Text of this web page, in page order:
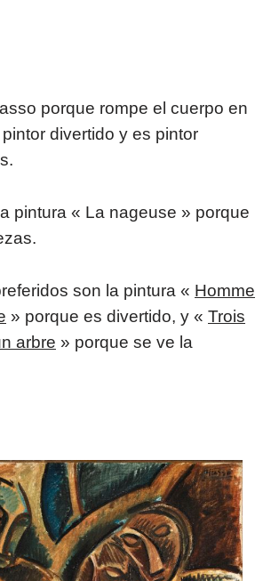
porque rompe el cuerpo en
divertido y es pintor
pintura « La nageuse » porque
son la pintura « Homme
» porque es divertido, y « Trois
arbre » porque se ve la